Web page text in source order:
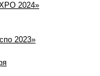
2024»
2023»